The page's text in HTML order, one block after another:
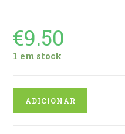
€9.50
1 em stock
ADICIONAR